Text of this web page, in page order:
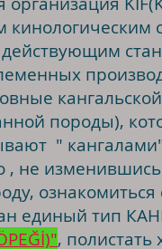
породы),
"
, не
единый тип
,